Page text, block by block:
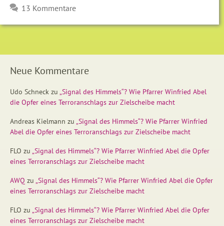
13 Kommentare
Neue Kommentare
Udo Schneck zu „Signal des Himmels“? Wie Pfarrer Winfried Abel
die Opfer eines Terroranschlags zur Zielscheibe macht
Andreas Kielmann zu „Signal des Himmels“? Wie Pfarrer Winfried
Abel die Opfer eines Terroranschlags zur Zielscheibe macht
FLO zu „Signal des Himmels“? Wie Pfarrer Winfried Abel die Opfer
eines Terroranschlags zur Zielscheibe macht
AWQ zu „Signal des Himmels“? Wie Pfarrer Winfried Abel die Opfer
eines Terroranschlags zur Zielscheibe macht
FLO zu „Signal des Himmels“? Wie Pfarrer Winfried Abel die Opfer
eines Terroranschlags zur Zielscheibe macht